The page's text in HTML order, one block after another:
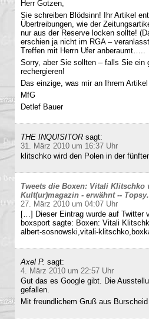
Herr Gotzen,
Sie schreiben Blödsinn! Ihr Artikel
Übertreibungen, wie der
nur aus der Reserve locken sollte!
erschien ja nicht im RGA –
Treffen mit Herrn Ufer anberaumt…..
Sorry, aber Sie sollten – falls Sie ein
rechergieren!
Das einzige, was mir an Ihrem
MfG
Detlef Bauer
THE INQUISITOR sagt:
31. März 2010 um 16:37 Uhr
klitschko wird den Polen in der
Tweets die Boxen: Vitali Klitschko
Kult(ur)magazin - erwähnt --
27. März 2010 um 04:07 Uhr
[…] Dieser Eintrag wurde auf Twitter
boxsport sagte: Boxen: Vitali
albert-sosnowski,vitali-
Axel P. sagt:
4. März 2010 um 22:57 Uhr
Gut das es Google gibt. Die
gefallen.
Mit freundlichem Gruß aus Burscheid